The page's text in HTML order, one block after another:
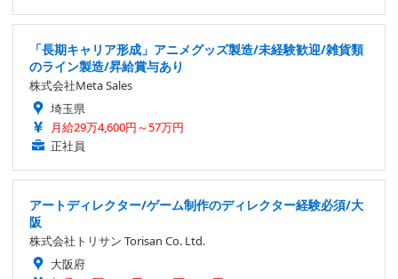
「長期キャリア形成」アニメグッズ製造/未経験歓迎/雑貨類
のライン製造/昇給賞与あり
株式会社Meta Sales
埼玉県
月給29万4,600円～57万円
正社員
アートディレクター/ゲーム制作のディレクター経験必須/大
阪
株式会社トリサン Torisan Co. Ltd.
大阪府